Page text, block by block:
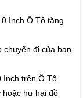
Inch Ô Tô tăng
chuyến đi của bạn
Inch trên Ô Tô
hư hại đồ